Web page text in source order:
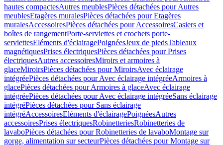
hautes compactesAutres meublesPièces détachées pour Autres
meublesEtagères muralesPièces détachées pour Etagères
muralesAccessoiresPièces détachées pour AccessoiresCasiers et
boîtes de rangementPorte-serviettes et crochets porte-
serviettesEléments d'éclairagePoignéesJeux de piedsTableaux
magnétiquesPrises électriquesPièces détachées pour Prises
électriquesAutres accessoiresMiroirs et armoires à
glaceMiroirsPièces détachées pour MiroirsAvec éclairage
intégréePièces détachées pour Avec éclairage intégréeArmoires à
glacePièces détachées pour Armoires à glaceAvec éclairage
intégréePièces détachées pour Avec éclairage intégréeSans éclairage
intégréPièces détachées pour Sans éclairage
intégréAccessoiresEléments d'éclairagePoignéesAutres
accessoiresPrises électriquesRobinetteriesRobinetteries de
lavaboPièces détachées pour Robinetteries de lavaboMontage sur
gorge, alimentation sur secteurPièces détachées pour Montage sur